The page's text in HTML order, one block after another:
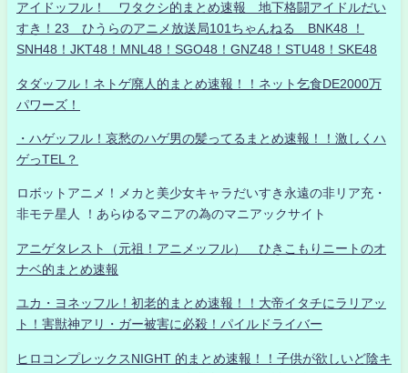
アイドッフル！ ワタクシ的まとめ速報 地下格闘アイドルだい
すき！23 ひうらのアニメ放送局101ちゃんねる BNK48 ！
SNH48！JKT48！MNL48！SGO48！GNZ48！STU48！SKE48
タダッフル！ネトゲ廃人的まとめ速報！！ネット乞食DE2000万
パワーズ！
・ハゲッフル！哀愁のハゲ男の髪ってるまとめ速報！！激しくハ
ゲっTEL？
ロボットアニメ！メカと美少女キャラだいすき永遠の非リア充・
非モテ星人 ！あらゆるマニアの為のマニアックサイト
アニゲタレスト（元祖！アニメッフル） ひきこもりニートのオ
ナベ的まとめ速報
ユカ・ヨネッフル！初老的まとめ速報！！大帝イタチにラリアッ
ト！害獣神アリ・ガー被害に必殺！パイルドライバー
ヒロコンプレックスNIGHT 的まとめ速報！！子供が欲しいど陰キ